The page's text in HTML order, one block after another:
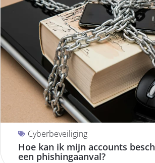
Cyberbeveiliging
Hoe kan ik mijn accounts
een phishingaanval?